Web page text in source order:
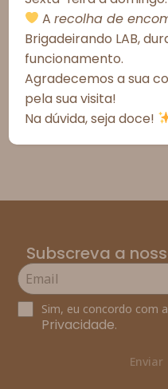
Política de Cookies
Meios de Entrega
Alergénicos
*As fotografias são
*Todos os valores incluem
Portugal.
Subscreva a
Sim, eu concordo com
Privacidade.
Enviar
Arecolha de
Brigadeirando LAB,
funcionamento.
Agradecemos a sua
pela sua visita!
Na dúvida, seja doce!